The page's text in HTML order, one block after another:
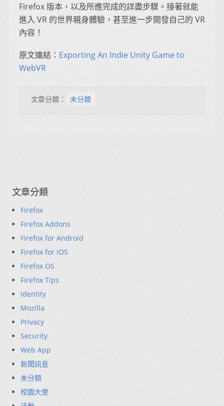
Firefox 版本，以及所應完成的詳盡步驟。接著就能
進入 VR 的世界親身體驗，甚至進一步開發自己的 VR
內容！
原文連結： Exporting An Indie Unity Game to
WebVR
文章分類： 未分類
文章分類
Firefox
Firefox Addons
Firefox for Android
Firefox for iOS
Firefox OS
Firefox Tips
Identity
Mozilla
Privacy
Security
Web App
新聞訊息
未分類
校園大使